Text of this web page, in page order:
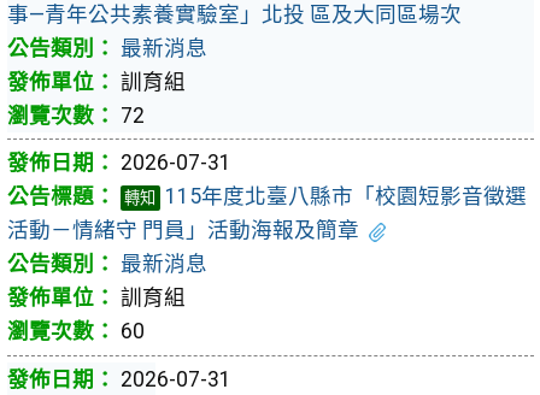
事—青年公共素養實驗室」北投 區及大同區場次
最新消息
訓育組
72
2026-07-31
轉知
115年度北臺八縣市「校園短影音徵選
活動－情緒守 門員」活動海報及簡章
最新消息
訓育組
60
2026-07-31